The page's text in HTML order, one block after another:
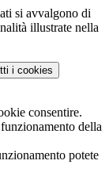
si avvalgono di
illustrate nella
i cookies
consentire.
della
potete